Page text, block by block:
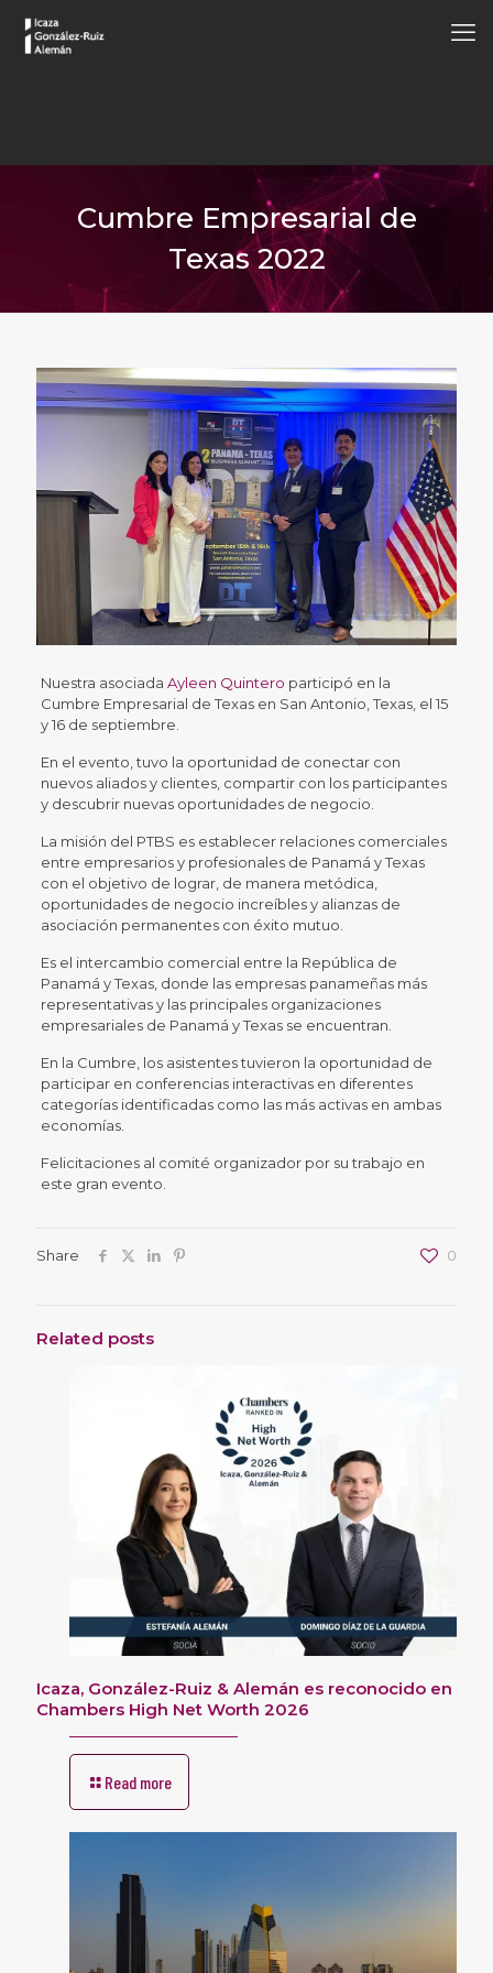
Cumbre Empresarial de
Texas 2022
Nuestra asociada Ayleen Quintero participó en la
Cumbre Empresarial de Texas en San Antonio, Texas, el 15
y 16 de septiembre.
En el evento, tuvo la oportunidad de conectar con
nuevos aliados y clientes, compartir con los participantes
y descubrir nuevas oportunidades de negocio.
La misión del PTBS es establecer relaciones comerciales
entre empresarios y profesionales de Panamá y Texas
con el objetivo de lograr, de manera metódica,
oportunidades de negocio increíbles y alianzas de
asociación permanentes con éxito mutuo.
Es el intercambio comercial entre la República de
Panamá y Texas, donde las empresas panameñas más
representativas y las principales organizaciones
empresariales de Panamá y Texas se encuentran.
En la Cumbre, los asistentes tuvieron la oportunidad de
participar en conferencias interactivas en diferentes
categorías identificadas como las más activas en ambas
economías.
Felicitaciones al comité organizador por su trabajo en
este gran evento.
Share 0
Related posts
Icaza, González-Ruiz & Alemán es reconocido en
Chambers High Net Worth 2026
Read more